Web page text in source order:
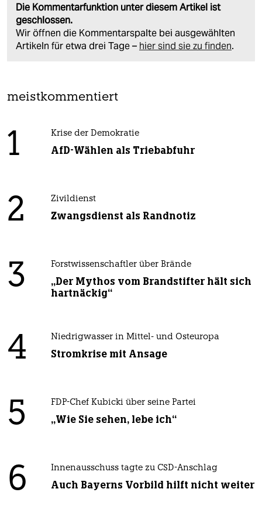
Die Kommentarfunktion unter diesem Artikel ist
geschlossen.
Wir öffnen die Kommentarspalte bei ausgewählten
Artikeln für etwa drei Tage – hier sind sie zu finden.
meistkommentiert
1 Krise der Demokratie
AfD-Wählen als Triebabfuhr
2 Zivildienst
Zwangsdienst als Randnotiz
3 Forstwissenschaftler über Brände
„Der Mythos vom Brandstifter hält sich
hartnäckig“
4 Niedrigwasser in Mittel- und Osteuropa
Stromkrise mit Ansage
5 FDP-Chef Kubicki über seine Partei
„Wie Sie sehen, lebe ich“
6 Innenausschuss tagte zu CSD-Anschlag
Auch Bayerns Vorbild hilft nicht weiter